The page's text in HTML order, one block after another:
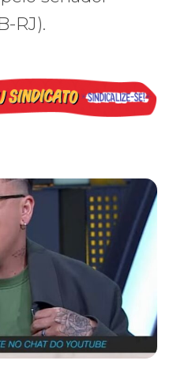
RJ).
e repúdio aos